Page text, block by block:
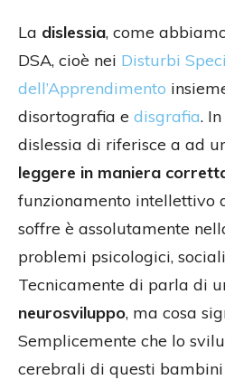
La dislessia, come
DSA, cioè nei Disturbi
dell’Apprendimento
disortografia e disgrafia.
dislessia di riferisce a ad
leggere in maniera
funzionamento intellettivo
soffre è assolutamente
problemi psicologici,
Tecnicamente di parla di
neurosviluppo, ma cosa
Semplicemente che lo
cerebrali di questi